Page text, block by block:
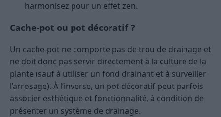
harmonisez pour un effet zen.
Cache-pot ou pot décoratif ?
Un cache-pot ne comporte pas de trou de drainage et
ne doit donc pas servir directement à la culture de la
plante (sauf à utiliser un fond drainant et à surveiller
l’arrosage). À l’inverse, un pot décoratif peut parfois
associer esthétique et fonctionnalité, à condition de
présenter un système de drainage.